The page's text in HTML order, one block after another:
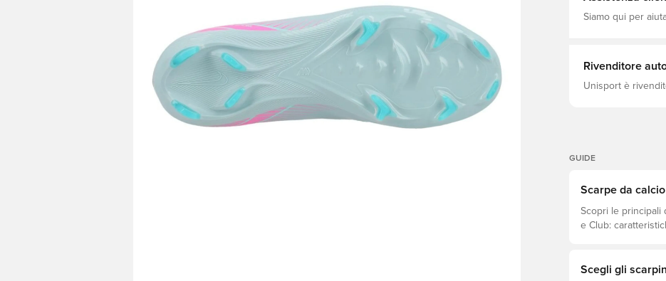
maggiore
naturale.
Siamo qui per
Rivenditore
Unisport è
GUIDE
Scarpe da
Scopri le principali
e Club:
Scegli gli